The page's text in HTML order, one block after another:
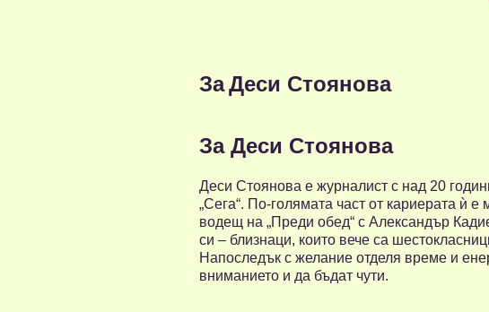
ЗаДеси Стоянова
За Деси Стоянова
Деси Стоянова е журналист с над 20
„Сега“. По-голямата част от кариерата ѝ
водещ на „Преди обед“ с Александър
си – близнаци, които вече са
Напоследък с желание отделя време и
вниманието и да бъдат чути.